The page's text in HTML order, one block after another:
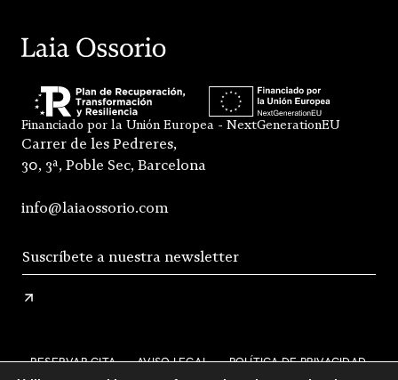
Financiado por la Unión Europea - NextGenerationEU
Carrer de les Pedreres,
30, 3ª, Poble Sec, Barcelona
info@laiaossorio.com
RESERVAR CITA AVISO LEGAL POLÍTICA DE PRIVACIDAD